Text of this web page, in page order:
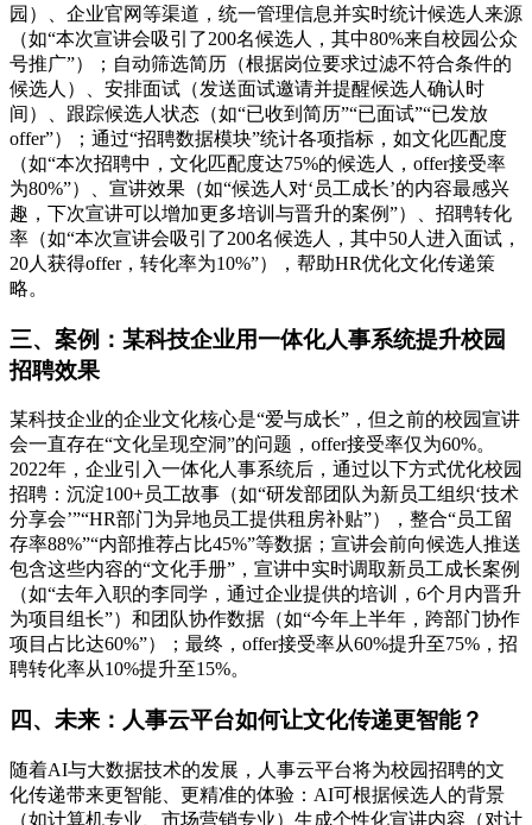
园）、企业官网等渠道，统一管理信息并实时统计候选人来源
（如“本次宣讲会吸引了200名候选人，其中80%来自校园公众
号推广”）；自动筛选简历（根据岗位要求过滤不符合条件的
候选人）、安排面试（发送面试邀请并提醒候选人确认时
间）、跟踪候选人状态（如“已收到简历”“已面试”“已发放
offer”）；通过“招聘数据模块”统计各项指标，如文化匹配度
（如“本次招聘中，文化匹配度达75%的候选人，offer接受率
为80%”）、宣讲效果（如“候选人对‘员工成长’的内容最感兴
趣，下次宣讲可以增加更多培训与晋升的案例”）、招聘转化
率（如“本次宣讲会吸引了200名候选人，其中50人进入面试，
20人获得offer，转化率为10%”），帮助HR优化文化传递策
略。
三、案例：某科技企业用一体化人事系统提升校园
招聘效果
某科技企业的企业文化核心是“爱与成长”，但之前的校园宣讲
会一直存在“文化呈现空洞”的问题，offer接受率仅为60%。
2022年，企业引入一体化人事系统后，通过以下方式优化校园
招聘：沉淀100+员工故事（如“研发部团队为新员工组织‘技术
分享会’”“HR部门为异地员工提供租房补贴”），整合“员工留
存率88%”“内部推荐占比45%”等数据；宣讲会前向候选人推送
包含这些内容的“文化手册”，宣讲中实时调取新员工成长案例
（如“去年入职的李同学，通过企业提供的培训，6个月内晋升
为项目组长”）和团队协作数据（如“今年上半年，跨部门协作
项目占比达60%”）；最终，offer接受率从60%提升至75%，招
聘转化率从10%提升至15%。
四、未来：人事云平台如何让文化传递更智能？
随着AI与大数据技术的发展，人事云平台将为校园招聘的文
化传递带来更智能、更精准的体验：AI可根据候选人的背景
（如计算机专业、市场营销专业）生成个性化宣讲内容（对计